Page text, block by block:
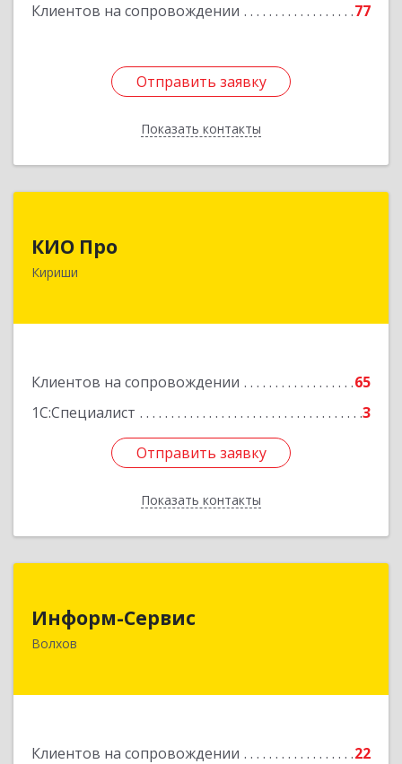
Клиентов на сопровождении 77
Отправить заявку
Показать контакты
Отправить заявку
Назад
КИО Про
Кириши
Клиентов на сопровождении
65
1С:Специалист
3
Отправить заявку
Показать контакты
187110, Ленинградская обл, м.р-н Киришский,
г.п. Киришское, Кириши г, Ленина пр-кт, дом №
Отправить заявку
Назад
Информ-Сервис
Волхов
Клиентов на сопровождении 22
187400, Ленинградская обл, Волхов г,
Подробнее